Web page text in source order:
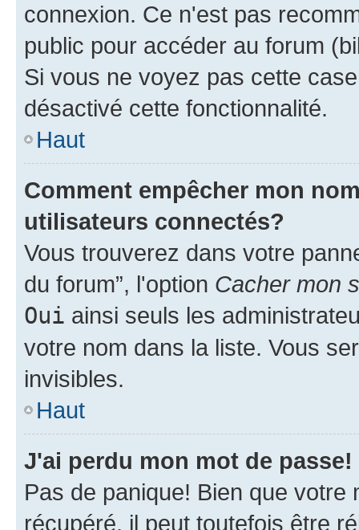
connexion. Ce n'est pas
public pour accéder au forum
Si vous ne voyez pas cette
désactivé cette fonctionnalité.
Haut
Comment empêcher mon
utilisateurs connectés?
Vous trouverez dans votre
du forum”, l'option Cacher mon
Oui ainsi seuls les
votre nom dans la liste. Vous
invisibles.
Haut
J'ai perdu mon mot de passe!
Pas de panique! Bien que
récupéré, il peut toutefois être